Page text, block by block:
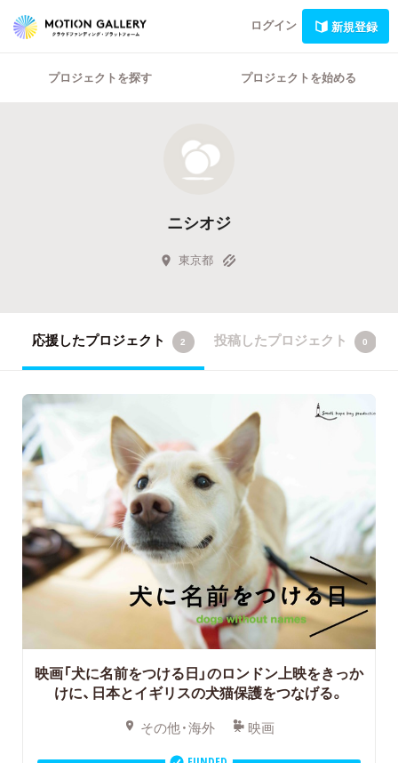
ログイン 新規登録
プロジェクトを探す プロジェクトを始める
ニシオジ
東京都
応援したプロジェクト 2 投稿したプロジェクト 0
映画「犬に名前をつける日」のロンドン上映をきっか
けに、日本とイギリスの犬猫保護をつなげる。
その他・海外 映画